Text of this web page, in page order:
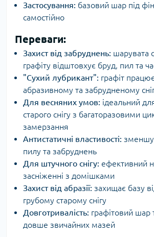
Застосування: базовий шар під
самостійно
Переваги:
Захист від забруднень: шарувата
графіту відштовхує бруд, пил та
"Сухий лубрикант": графіт
абразивному та забрудненому
Для весняних умов: ідеальний
старого снігу з багаторазовими
замерзання
Антистатичні властивості:
пилу та забруднень
Для штучного снігу: ефективний
засніженні з домішками
Захист від абразії: захищає базу
грубому старому снігу
Довготривалість: графітовий шар
довше звичайних мазей